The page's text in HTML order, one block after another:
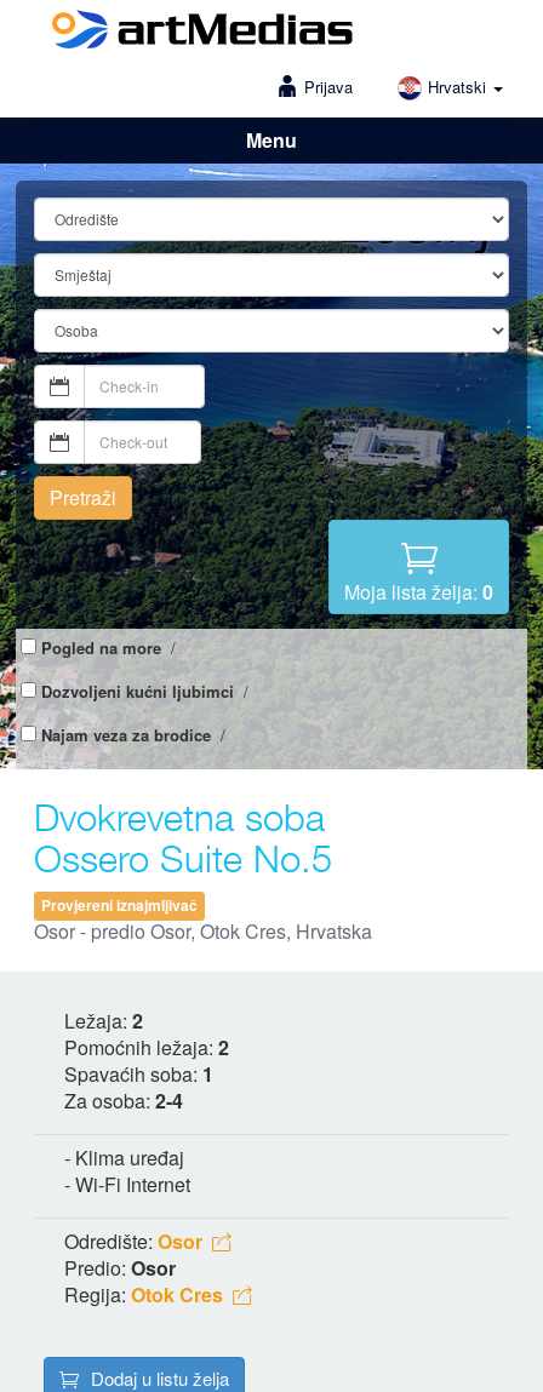
Prijava Hrvatski
Menu
Lošinj
Pretraži
Moja lista želja: 0
Pogled na more /
Dozvoljeni kućni ljubimci /
Najam veza za brodice /
Dvokrevetna soba
Ossero Suite No.5
Provjereni iznajmljivač
Osor - predio Osor, Otok Cres, Hrvatska
Ležaja: 2
Pomoćnih ležaja: 2
Spavaćih soba: 1
Za osoba: 2-4
- Klima uređaj
- Wi-Fi Internet
Odredište: Osor
Predio: Osor
Regija: Otok Cres
Dodaj u listu želja